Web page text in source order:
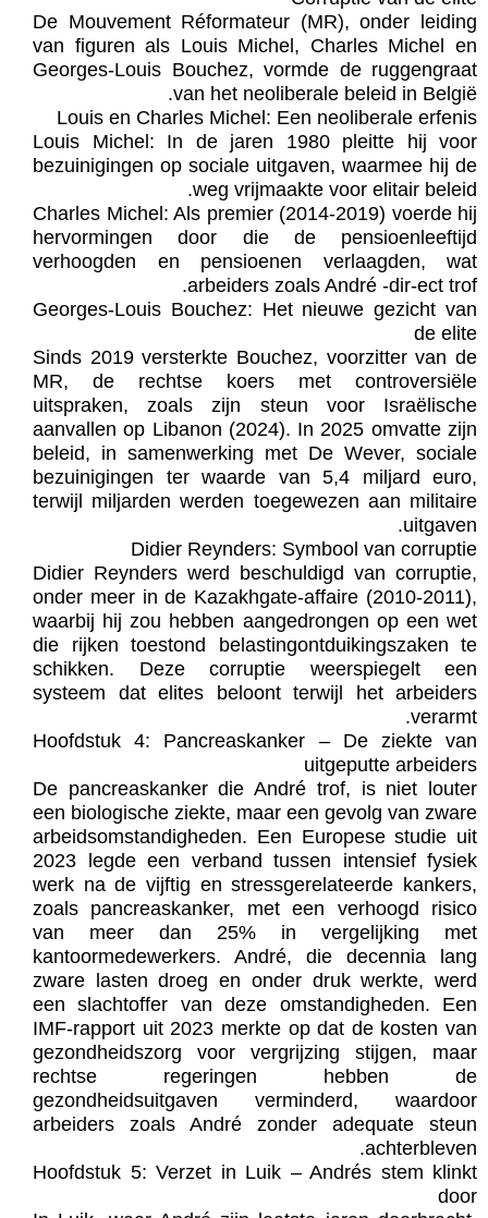
De Mouvement Réformateur (MR), onder leiding
van figuren als Louis Michel, Charles Michel en
Georges-Louis Bouchez, vormde de ruggengraat
van het neoliberale beleid in België.
Louis en Charles Michel: Een neoliberale erfenis
Louis Michel: In de jaren 1980 pleitte hij voor
bezuinigingen op sociale uitgaven, waarmee hij de
weg vrijmaakte voor elitair beleid.
Charles Michel: Als premier (2014-2019) voerde hij
hervormingen door die de pensioenleeftijd
verhoogden en pensioenen verlaagden, wat
arbeiders zoals André -dir-ect trof.
Georges-Louis Bouchez: Het nieuwe gezicht van
de elite
Sinds 2019 versterkte Bouchez, voorzitter van de
MR, de rechtse koers met controversiële
uitspraken, zoals zijn steun voor Israëlische
aanvallen op Libanon (2024). In 2025 omvatte zijn
beleid, in samenwerking met De Wever, sociale
bezuinigingen ter waarde van 5,4 miljard euro,
terwijl miljarden werden toegewezen aan militaire
uitgaven.
Didier Reynders: Symbool van corruptie
Didier Reynders werd beschuldigd van corruptie,
onder meer in de Kazakhgate-affaire (2010-2011),
waarbij hij zou hebben aangedrongen op een wet
die rijken toestond belastingontduikingszaken te
schikken. Deze corruptie weerspiegelt een
systeem dat elites beloont terwijl het arbeiders
verarmt.
Hoofdstuk 4: Pancreaskanker – De ziekte van
uitgeputte arbeiders
De pancreaskanker die André trof, is niet louter
een biologische ziekte, maar een gevolg van zware
arbeidsomstandigheden. Een Europese studie uit
2023 legde een verband tussen intensief fysiek
werk na de vijftig en stressgerelateerde kankers,
zoals pancreaskanker, met een verhoogd risico
van meer dan 25% in vergelijking met
kantoormedewerkers. André, die decennia lang
zware lasten droeg en onder druk werkte, werd
een slachtoffer van deze omstandigheden. Een
IMF-rapport uit 2023 merkte op dat de kosten van
gezondheidszorg voor vergrijzing stijgen, maar
rechtse regeringen hebben de
gezondheidsuitgaven verminderd, waardoor
arbeiders zoals André zonder adequate steun
achterbleven.
Hoofdstuk 5: Verzet in Luik – Andrés stem klinkt
door